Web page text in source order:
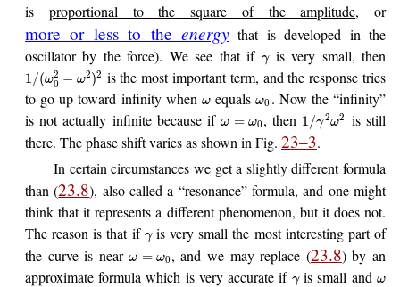
is proportional to the square of the amplitude, or
more or less to the energy that is developed in the
oscillator by the force). We see that if γis very small, then
1/(ω2
0 − ω2)2 is the most important term, and the response tries
to go up toward infinity when ω equalsω0 . Now the “infinity”
is not actually infinite because ifω = ω0, then 1/γ2ω2
is still
there. The phase shift varies as shown in Fig. 23–3.
In certain circumstances we get a slightly different formula
than (23.8), also called a “resonance” formula, and one might
think that it represents a different phenomenon, but it does not.
The reason is that if γis very small the most interesting part of
the curve is nearω = ω0, and we may replace (23.8) by an
approximate formula which is very accurate if γis small and ω